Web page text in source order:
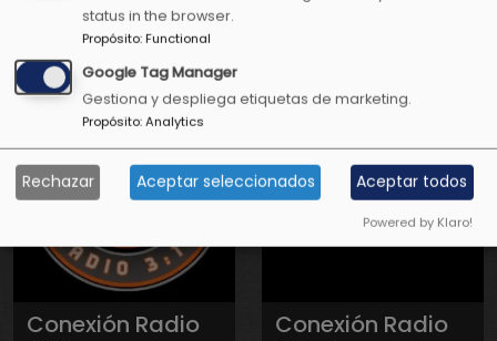
Conexión Radio
Conexión Radio
status in the browser.
Propósito:Functional
Google Tag Manager
Gestiona y despliega etiquetas de marketing.
Propósito:Analytics
Rechazar Aceptar seleccionados Aceptar todos
Powered by Klaro!